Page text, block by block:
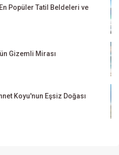
Popüler Tatil Beldeleri ve
Gizemli Mirası
Koyu'nun Eşsiz Doğası